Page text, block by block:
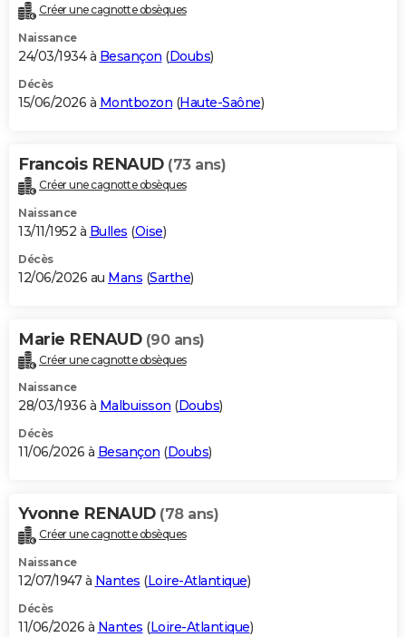
Créer une cagnotte obsèques
Naissance
24/03/1934 à Besançon (Doubs)
Décès
15/06/2026 à Montbozon (Haute-Saône)
Francois RENAUD (73 ans)
Créer une cagnotte obsèques
Naissance
13/11/1952 à Bulles (Oise)
Décès
12/06/2026 au Mans (Sarthe)
Marie RENAUD (90 ans)
Créer une cagnotte obsèques
Naissance
28/03/1936 à Malbuisson (Doubs)
Décès
11/06/2026 à Besançon (Doubs)
Yvonne RENAUD (78 ans)
Créer une cagnotte obsèques
Naissance
12/07/1947 à Nantes (Loire-Atlantique)
Décès
11/06/2026 à Nantes (Loire-Atlantique)